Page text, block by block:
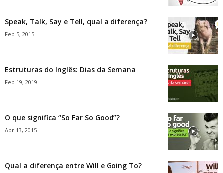
Speak, Talk, Say e Tell, qual a diferença?
Feb 5, 2015
Estruturas do Inglês: Dias da Semana
Feb 19, 2019
O que significa “So Far So Good”?
Apr 13, 2015
Qual a diferença entre Will e Going To?